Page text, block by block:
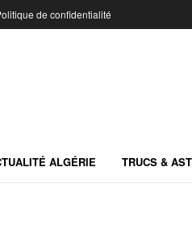
de confidentialité
ALGÉRIE TRUCS &